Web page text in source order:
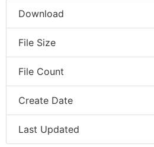
Download
File Size
File Count
Create Date
Last Updated